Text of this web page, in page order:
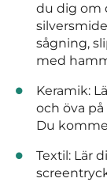
du dig om
sågning,
med
Keramik:
och öva
Du
Textil: Lär